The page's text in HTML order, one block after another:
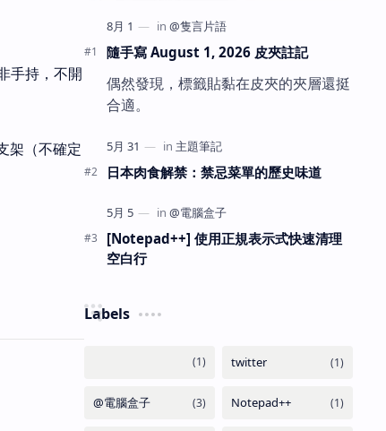
手持，不開
架（不確定
隨手寫 August 1, 2026 皮夾註記
偶然發現，標籤貼黏在皮夾的夾層還挺
合適。
日本肉食解禁：禁忌菜單的歷史味道
[Notepad++] 使用正規表示式快速清理
空白行
Labels